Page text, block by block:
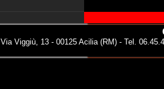
Via Viggiù, 13 - 00125 Acilia (RM) - Tel.